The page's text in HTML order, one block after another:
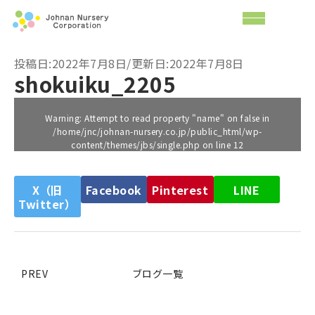
投稿日:2022年7月8日/更新日:2022年7月8日
shokuiku_2205
Warning: Attempt to read property "name" on false in
/home/jnc/johnan-nursery.co.jp/public_html/wp-
content/themes/jbs/single.php on line 12
X（旧
Twitter）
Facebook Pinterest LINE
PREV ブログ一覧